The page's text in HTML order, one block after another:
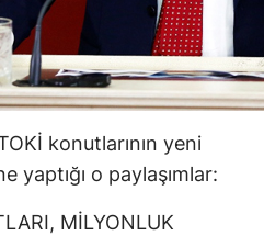
konutlarının yeni
yaptığı o paylaşımlar:
MİLYONLUK